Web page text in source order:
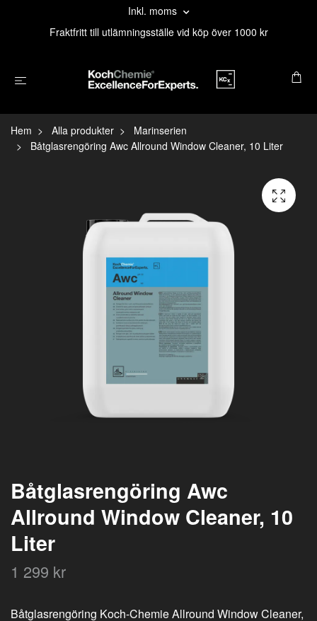
Inkl. moms
Fraktfritt till utlämningsställe vid köp över 1000 kr
Hem Alla produkter
Marinserien
Båtglasrengöring Awc Allround Window Cleaner, 10 Liter
Båtglasrengöring Awc
Allround Window Cleaner, 10
Liter
1 299 kr
Båtglasrengöring Koch-Chemie Allround Window Cleaner,